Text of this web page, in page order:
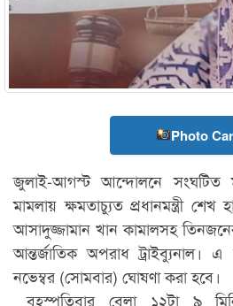
Photo
জুলাই-আগস্ট আন্দোলনে সংঘটিত
মামলায় ক্ষমতাচ্যুত প্রধানমন্ত্রী শেখ
আসাদুজ্জামান খান কামালসহ
আন্তর্জাতিক অপরাধ ট্রাইব্যুনাল।
নভেম্বর (সোমবার) ঘোষণা করা হবে।
বৃহস্পতিবার বেলা ১২টা ৯